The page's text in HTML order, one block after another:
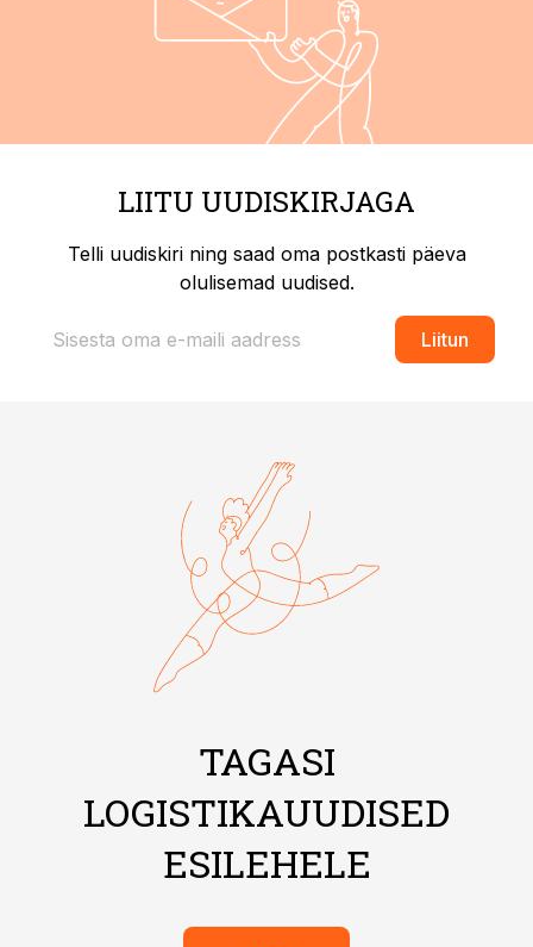
LIITU UUDISKIRJAGA
Telli uudiskiri ning saad oma postkasti päeva
olulisemad uudised.
Liitun
TAGASI
LOGISTIKAUUDISED
ESILEHELE